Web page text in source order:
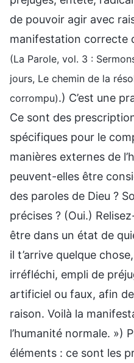
de pouvoir agir avec
manifestation correcte
(La Parole, vol. 3 :
jours, Le chemin de la
corrompu).) C’est une
Ce sont des
spécifiques pour le
manières externes de
peuvent-elles être
des paroles de Dieu ?
précises ? (Oui.)
être dans un état de
il t’arrive quelque
irréfléchi, empli de
artificiel ou faux, afin
raison. Voilà la
l’humanité normale. »)
éléments : ce sont les